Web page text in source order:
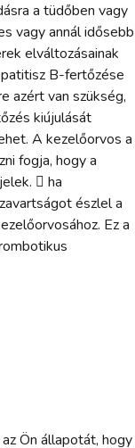
a tüdőben vagy
vagy annál idősebb
elváltozásainak
B-fertőzése
azért van szükség,
kiújulását
A kezelőorvos a
fogja, hogy a
 ha
észlel a
Ez a
Ön állapotát, hogy